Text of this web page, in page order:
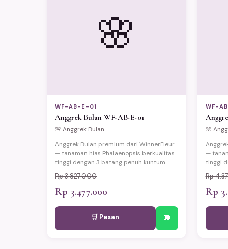
🌸
WF-AB-E-01
Anggrek Bulan WF-AB-E-01
🌸 Anggrek Bulan
Anggrek Bulan premium dari WinnerFleur
— tanaman hias Phalaenopsis berkualitas
tinggi dengan 3 batang penuh kuntum
(berbunga hingga 3 bulan). Disajikan
dalam pot keramik eksklusif dengan
wrapping premium dan kartu ucapan.
Cocok untuk hadiah pelantikan pejabat,
pernikahan, ulang tahun, Lebaran, dan
momen spesial lainnya. Tersedia
Rp 3.827.000
Rp 3.477.000
🛒 Pesan 💬
WF-
🌸
—
tinggi
dalam
Cocok
momen
Rp
Rp